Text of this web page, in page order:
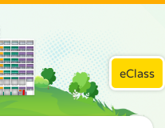
eClass